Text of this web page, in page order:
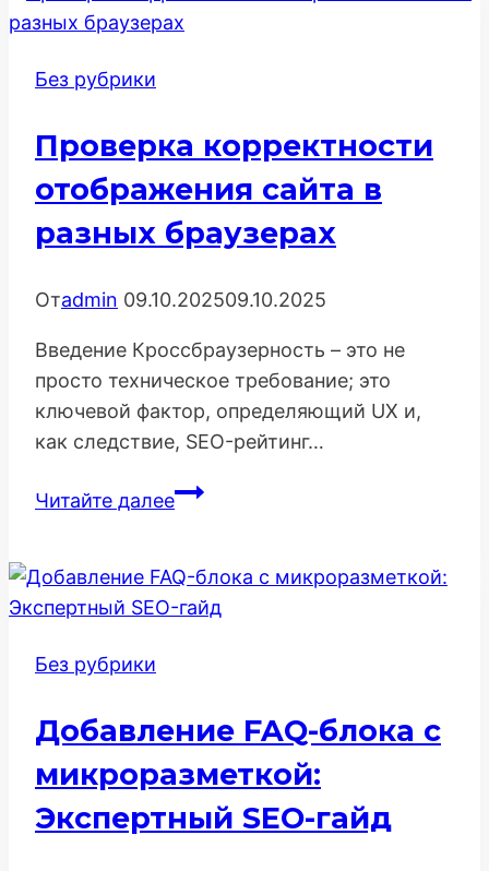
Без рубрики
Проверка корректности
отображения сайта в
разных браузерах
Отadmin 09.10.202509.10.2025
Введение Кроссбраузерность – это не
просто техническое требование; это
ключевой фактор, определяющий UX и,
как следствие, SEO-рейтинг…
Читайте далееПроверка
сайта
в
Без рубрики
Добавление FAQ-блока с
микроразметкой:
Экспертный SEO-гайд